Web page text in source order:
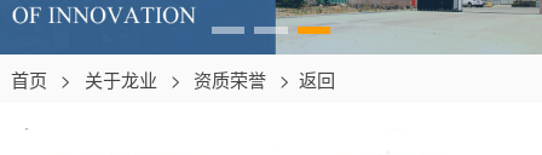
首页 > 关于龙业 > 资质荣誉 > 返回